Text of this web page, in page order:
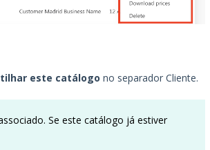
este catálogo no separador Cliente.
Se este catálogo já estiver